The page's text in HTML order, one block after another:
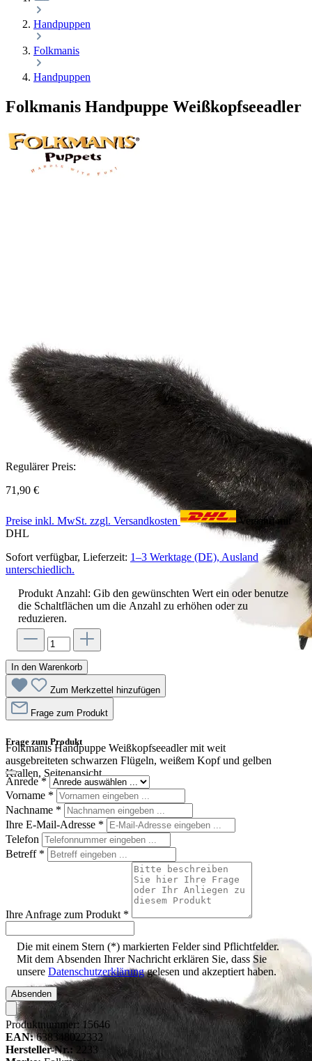
Handpuppen
Folkmanis
Handpuppen
Folkmanis Handpuppe Weißkopfseeadler
Folkmanis Handpuppe Weißkopfseeadler mit weit
ausgebreiteten schwarzen Flügeln, weißem Kopf und gelben
Krallen, Seitenansicht
Regulärer Preis:
71,90 €
Preise inkl. MwSt. zzgl. Versandkosten
Versand mit
DHL
Sofort verfügbar, Lieferzeit: 1–3 Werktage (DE), Ausland
unterschiedlich.
Produkt Anzahl: Gib den gewünschten Wert ein oder benutze
die Schaltflächen um die Anzahl zu erhöhen oder zu
reduzieren.
In den Warenkorb
Zum Merkzettel hinzufügen
Frage zum Produkt
Frage zum Produkt
Anrede*
Vorname *
Nachname *
Ihre E-Mail-Adresse *
Telefon
Betreff *
Ihre Anfrage zum Produkt *
Die mit einem Stern (*) markierten Felder sind Pflichtfelder.
Mit dem Absenden Ihrer Nachricht erklären Sie, dass Sie
unsere Datenschutzerklärunggelesen und akzeptiert haben.
Absenden
Produktnummer: 15646
EAN: 638348022332
Hersteller-Nr.:
2233